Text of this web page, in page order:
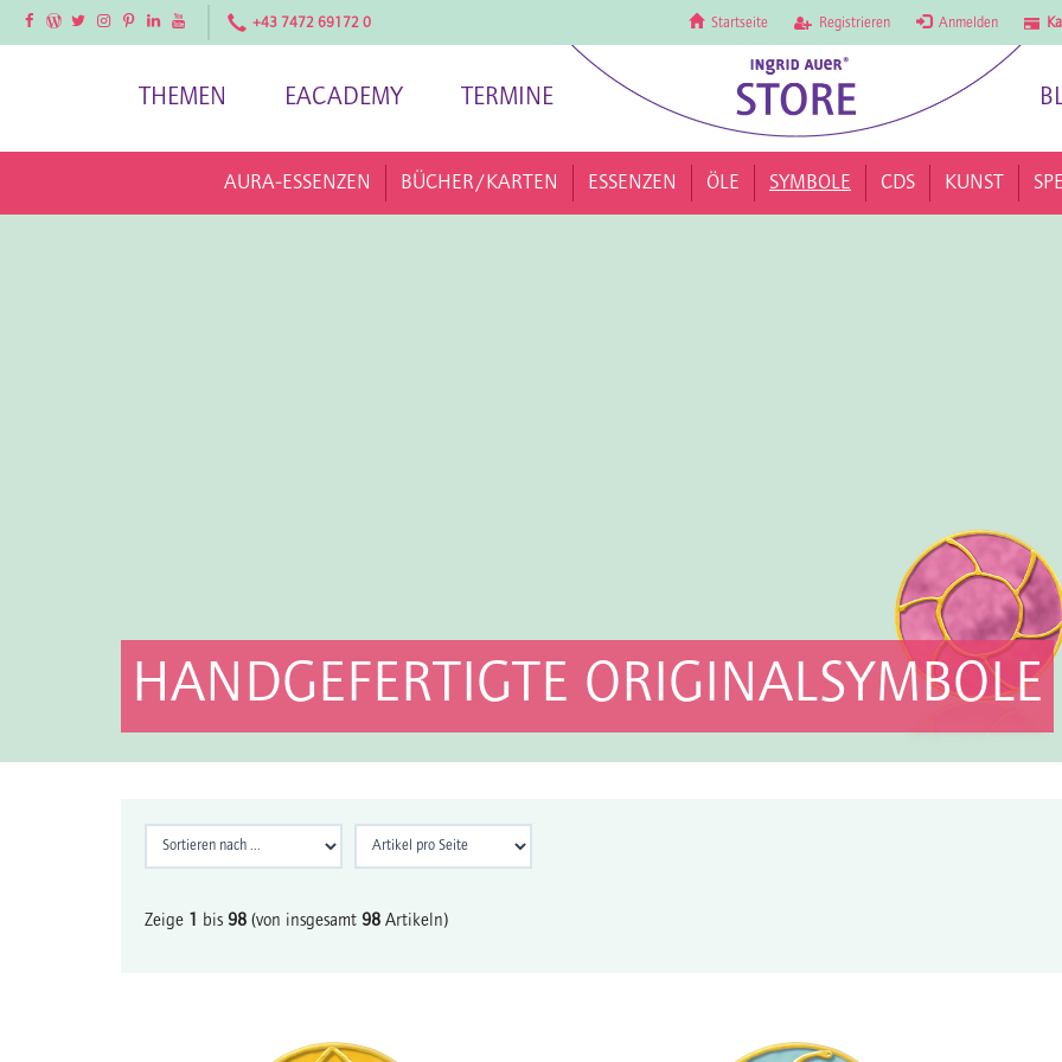
FacebookFacebookTwitterInstagramPinterestLinkedInYouTube +43 7472 69172 0 Startseite Registrieren Anmelden
THEMEN EACADEMY TERMINE
AURA-ESSENZEN BÜCHER/KARTEN ESSENZEN ÖLE SYMBOLE CDS KUNST
HANDGEFERTIGTE ORIGINALSYMBOLE
Zeige 1 bis 98 (von insgesamt 98 Artikeln)